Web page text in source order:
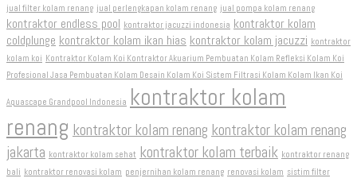
jual filter kolam renang jual perlengkapan kolam renang jual pompa kolam renang
kontraktor endless pool kontraktor jacuzzi indonesia kontraktor kolam
coldplunge kontraktor kolam ikan hias kontraktor kolam jacuzzi kontraktor
kolam koi Kontraktor Kolam Koi Kontraktor Akuarium Pembuatan Kolam Refleksi Kolam Koi
Profesional Jasa Pembuatan Kolam Desain Kolam Koi Sistem Filtrasi Kolam Kolam Ikan Koi
Aquascape Grandpool Indonesia kontraktor kolam
renang kontraktor kolam renang kontraktor kolam renang
jakarta kontraktor kolam sehat kontraktor kolam terbaik kontraktor renang
bali kontraktor renovasi kolam penjernihan kolam renang renovasi kolam sistim filter